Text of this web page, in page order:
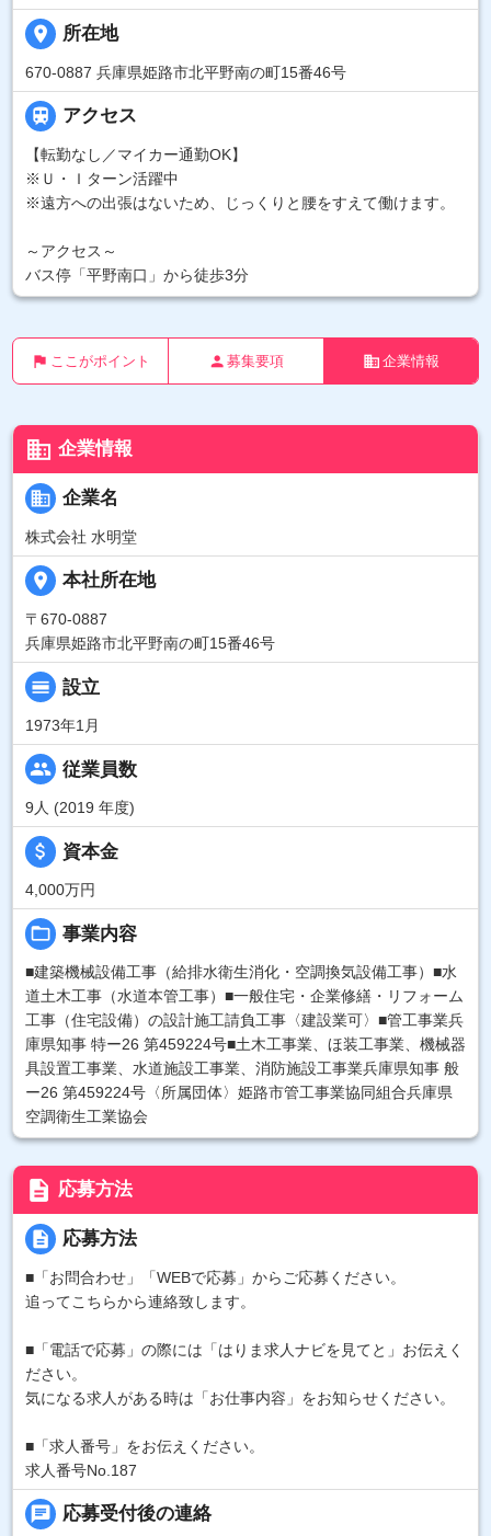
place 所在地
670-0887 兵庫県姫路市北平野南の町15番46号
 アクセス
【転勤なし／マイカー通勤OK】
※Ｕ・Ｉターン活躍中
※遠方への出張はないため、じっくりと腰をすえて働けます。
～アクセス～
バス停「平野南口」から徒歩3分
flag ここがポイント person 募集要項 business 企業情報
business 企業情報
business 企業名
株式会社 水明堂
place 本社所在地
〒670-0887
兵庫県姫路市北平野南の町15番46号
calendar_view_day 設立
1973年1月
people 従業員数
9人 (2019 年度)
attach_money 資本金
4,000万円
folder_open 事業内容
■建築機械設備工事（給排水衛生消化・空調換気設備工事）■水
道土木工事（水道本管工事）■一般住宅・企業修繕・リフォーム
工事（住宅設備）の設計施工請負工事〈建設業可〉■管工事業兵
庫県知事 特ー26 第459224号■土木工事業、ほ装工事業、機械器
具設置工事業、水道施設工事業、消防施設工事業兵庫県知事 般
ー26 第459224号〈所属団体〉姫路市管工事業協同組合兵庫県
空調衛生工業協会
description 応募方法
description 応募方法
■「お問合わせ」「WEBで応募」からご応募ください。
追ってこちらから連絡致します。
■「電話で応募」の際には「はりま求人ナビを見てと」お伝えく
ださい。
気になる求人がある時は「お仕事内容」をお知らせください。
■「求人番号」をお伝えください。
求人番号No.187
chat 応募受付後の連絡